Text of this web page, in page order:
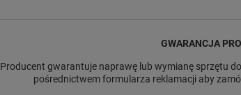
GWARANCJA
Producent gwarantuje naprawę lub wymianę sprzętu
pośrednictwem formularza reklamacji aby